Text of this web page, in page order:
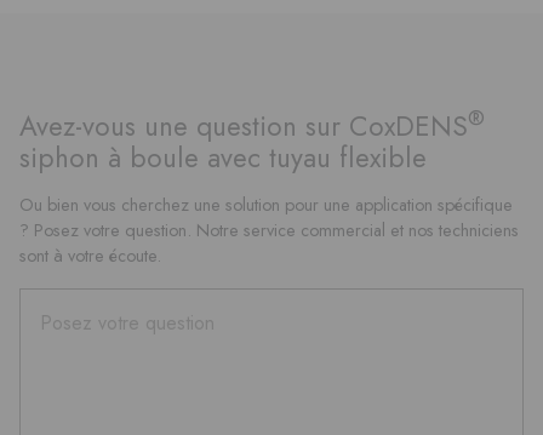
Avez-vous une question sur CoxDENS®
siphon à boule avec tuyau flexible
Ou bien vous cherchez une solution pour une application spécifique
? Posez votre question. Notre service commercial et nos techniciens
sont à votre écoute.